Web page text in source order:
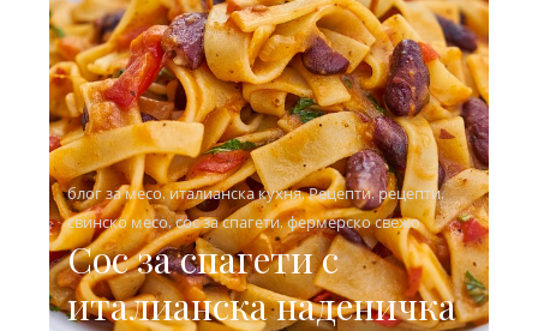
блог за месо,италианска кухня,Рецепти,рецепти,
свинско месо,сос за спагети,фермерско свежо
Сос за спагети с
италианска наденичка